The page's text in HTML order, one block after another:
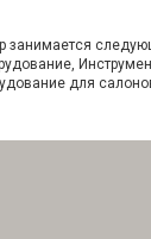
занимается
для